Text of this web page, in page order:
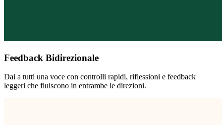
Feedback Bidirezionale
Dai a tutti una voce con controlli rapidi, riflessioni e feedback
leggeri che fluiscono in entrambe le direzioni.